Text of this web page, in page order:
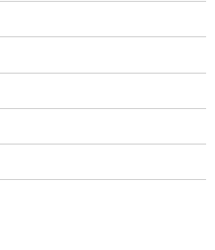
弐号機やガネーシャを使